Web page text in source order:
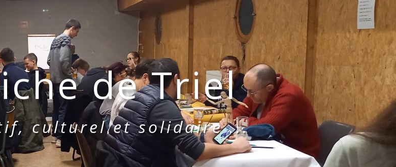
de Triel
culturel et solidaire ...